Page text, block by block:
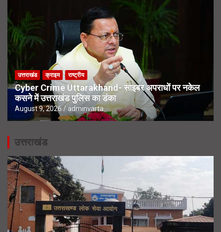
उत्तराखंड क्राइम राष्ट्रीय
Cyber Crime Uttarakhand- साइबर अपराधों पर नकेल
कसने में उत्तराखंड पुलिस का डंका
August 9, 2026 adminvarta
उत्तराखंड